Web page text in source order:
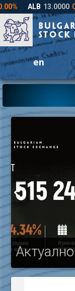
en
Актуално